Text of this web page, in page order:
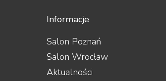
Informacje
Salon Poznań
Salon Wrocław
Aktualności